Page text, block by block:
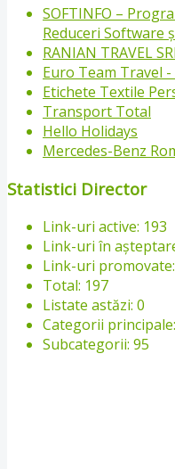
SOFTINFO –
Reduceri Software
RANIAN TRAVEL
Euro Team Travel
Etichete Textile
Transport Total
Hello Holidays
Mercedes-Benz
Statistici Director
Link-uri active: 193
Link-uri în
Link-uri
Total: 197
Listate astăzi: 0
Categorii
Subcategorii: 95